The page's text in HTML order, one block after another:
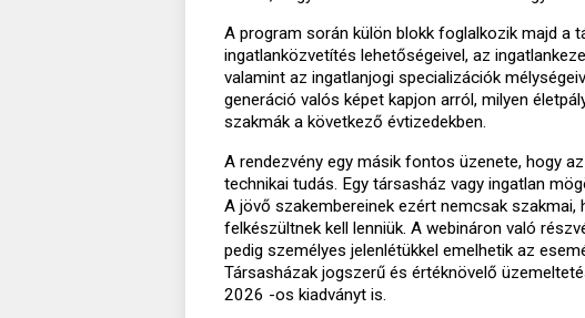
A program során külön blokk foglalkozik majd a
ingatlanközvetítés lehetőségeivel, az
valamint az ingatlanjogi specializációk
generáció valós képet kapjon arról, milyen
szakmák a következő évtizedekben.
A rendezvény egy másik fontos üzenete, hogy
technikai tudás. Egy társasház vagy ingatlan
A jövő szakembereinek ezért nemcsak
felkészültnek kell lenniük. A webináron való
pedig személyes jelenlétükkel emelhetik az
Társasházak jogszerű és értéknövelő
2026 -os kiadványt is.